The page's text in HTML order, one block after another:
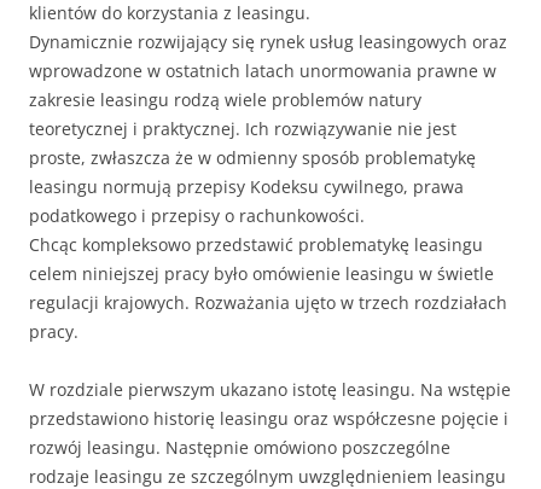
klientów do korzystania z leasingu.
Dynamicznie rozwijający się rynek usług leasingowych oraz
wprowadzone w ostatnich latach unormowania prawne w
zakresie leasingu rodzą wiele problemów natury
teoretycznej i praktycznej. Ich rozwiązywanie nie jest
proste, zwłaszcza że w odmienny sposób problematykę
leasingu normują przepisy Kodeksu cywilnego, prawa
podatkowego i przepisy o rachunkowości.
Chcąc kompleksowo przedstawić problematykę leasingu
celem niniejszej pracy było omówienie leasingu w świetle
regulacji krajowych. Rozważania ujęto w trzech rozdziałach
pracy.
W rozdziale pierwszym ukazano istotę leasingu. Na wstępie
przedstawiono historię leasingu oraz współczesne pojęcie i
rozwój leasingu. Następnie omówiono poszczególne
rodzaje leasingu ze szczególnym uwzględnieniem leasingu